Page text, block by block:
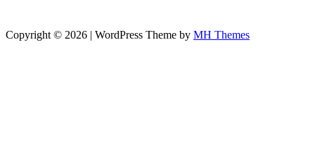
Copyright © 2026 | WordPress Theme by MH Themes